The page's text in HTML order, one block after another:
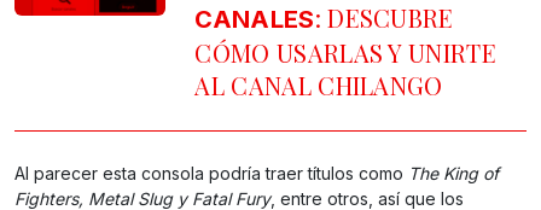
CANALES: DESCUBRE
CÓMO USARLAS Y UNIRTE
AL CANAL CHILANGO
Al parecer esta consola podría traer títulos como The King of
Fighters, Metal Slug y Fatal Fury, entre otros, así que los